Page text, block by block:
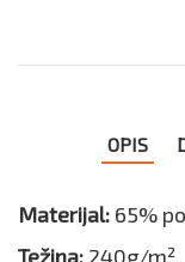
OPIS
Materijal: 65%
Težina: 240g/m²